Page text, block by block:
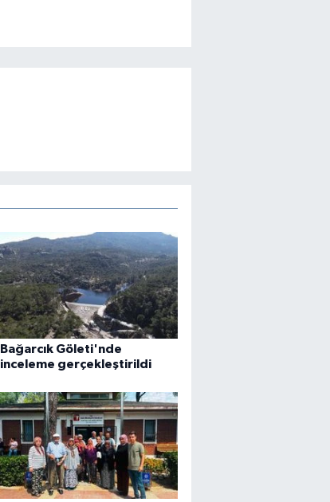
Bağarcık Göleti'nde
inceleme gerçekleştirildi